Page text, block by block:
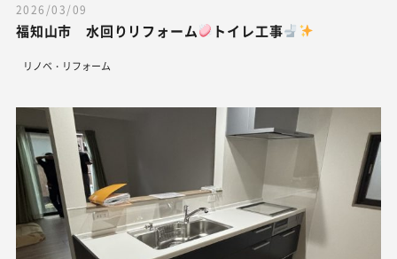
2026/03/09
福知山市 水回りリフォーム トイレ工事
リノベ・リフォーム